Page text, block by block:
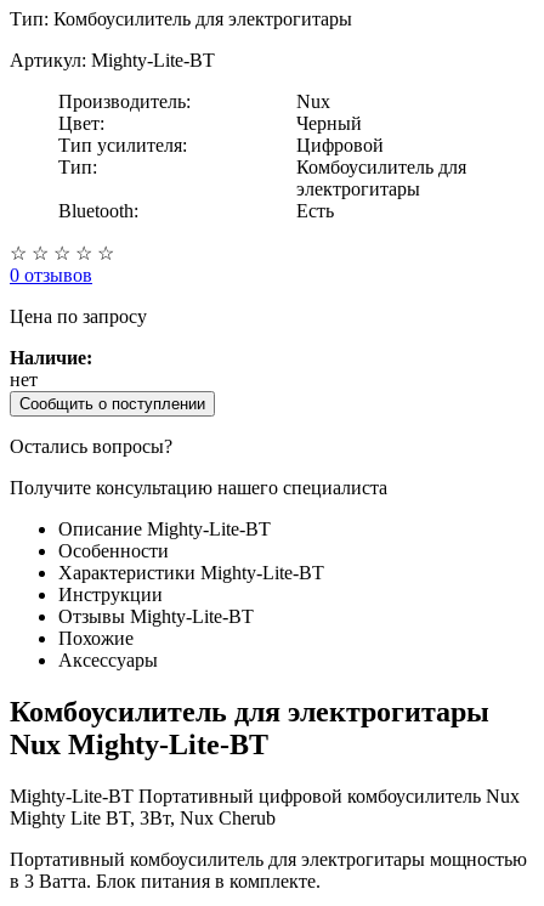
Тип: Комбоусилитель для электрогитары
Артикул: Mighty-Lite-BT
Производитель:
Nux
Цвет:
Черный
Тип усилителя:
Цифровой
Тип:
Комбоусилитель для
электрогитары
Bluetooth:
Есть
☆ ☆ ☆ ☆ ☆
0 отзывов
Цена по запросу
Наличие:
нет
Сообщить о поступлении
Остались вопросы?
Получите консультацию нашего специалиста
Описание Mighty-Lite-BT
Особенности
Характеристики Mighty-Lite-BT
Инструкции
Отзывы Mighty-Lite-BT
Похожие
Аксессуары
Комбоусилитель для электрогитары
Nux Mighty-Lite-BT
Mighty-Lite-BT Портативный цифровой комбоусилитель Nux
Mighty Lite BT, 3Вт, Nux Cherub
Портативный комбоусилитель для электрогитары мощностью
в 3 Ватта. Блок питания в комплекте.